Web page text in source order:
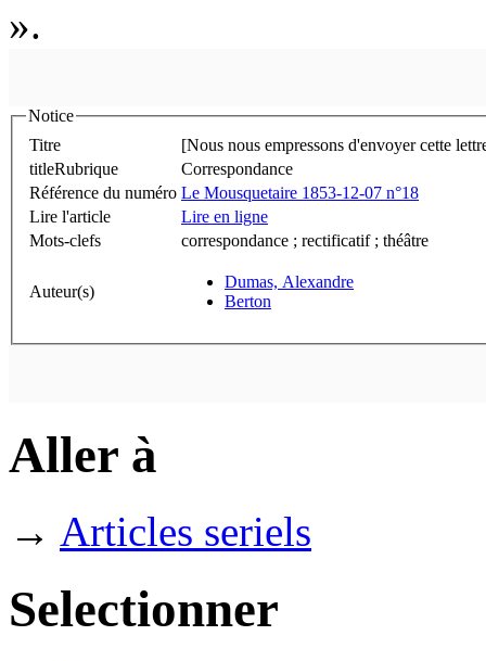
».
Notice
Titre
[Nous nous empressons d'envoyer cette
titleRubrique
Correspondance
Référence du numéro Le Mousquetaire 1853-12-07 n°18
Lire l'article
Lire en ligne
Mots-clefs
correspondance ; rectificatif ; théâtre
Auteur(s)
Dumas, Alexandre
Berton
Aller à
→ Articles seriels
Selectionner